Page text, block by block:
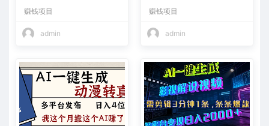
2w+
赚钱项目
admin
略）
赚钱项目
admin